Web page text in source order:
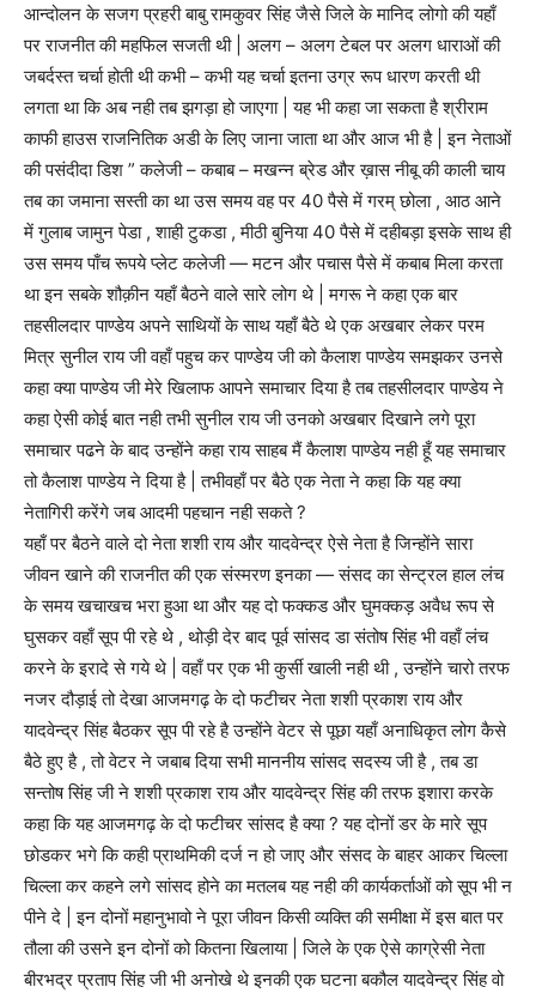
आन्दोलन के सजग प्रहरी बाबु रामकुवर सिंह जैसे जिले के मानिद लोगो की यहाँ
पर राजनीत की महफिल सजती थी | अलग – अलग टेबल पर अलग धाराओं की
जबर्दस्त चर्चा होती थी कभी – कभी यह चर्चा इतना उग्र रूप धारण करती थी
लगता था कि अब नही तब झगड़ा हो जाएगा | यह भी कहा जा सकता है श्रीराम
काफी हाउस राजनितिक अडी के लिए जाना जाता था और आज भी है | इन नेताओं
की पसंदीदा डिश ” कलेजी – कबाब – मखन्न ब्रेड और ख़ास नीबू की काली चाय
तब का जमाना सस्ती का था उस समय वह पर 40 पैसे में गरम् छोला , आठ आने
में गुलाब जामुन पेडा , शाही टुकडा , मीठी बुनिया 40 पैसे में दहीबड़ा इसके साथ ही
उस समय पाँच रूपये प्लेट कलेजी — मटन और पचास पैसे में कबाब मिला करता
था इन सबके शौक़ीन यहाँ बैठने वाले सारे लोग थे | मगरू ने कहा एक बार
तहसीलदार पाण्डेय अपने साथियों के साथ यहाँ बैठे थे एक अखबार लेकर परम
मित्र सुनील राय जी वहाँ पहुच कर पाण्डेय जी को कैलाश पाण्डेय समझकर उनसे
कहा क्या पाण्डेय जी मेरे खिलाफ आपने समाचार दिया है तब तहसीलदार पाण्डेय ने
कहा ऐसी कोई बात नही तभी सुनील राय जी उनको अखबार दिखाने लगे पूरा
समाचार पढने के बाद उन्होंने कहा राय साहब मैं कैलाश पाण्डेय नही हूँ यह समाचार
तो कैलाश पाण्डेय ने दिया है | तभीवहाँ पर बैठे एक नेता ने कहा कि यह क्या
नेतागिरी करेंगे जब आदमी पहचान नही सकते ?
यहाँ पर बैठने वाले दो नेता शशी राय और यादवेन्द्र ऐसे नेता है जिन्होंने सारा
जीवन खाने की राजनीत की एक संस्मरण इनका — संसद का सेन्ट्रल हाल लंच
के समय खचाखच भरा हुआ था और यह दो फक्कड और घुमक्कड़ अवैध रूप से
घुसकर वहाँ सूप पी रहे थे , थोड़ी देर बाद पूर्व सांसद डा संतोष सिंह भी वहाँ लंच
करने के इरादे से गये थे | वहाँ पर एक भी कुर्सी खाली नही थी , उन्होंने चारो तरफ
नजर दौड़ाई तो देखा आजमगढ़ के दो फटीचर नेता शशी प्रकाश राय और
यादवेन्द्र सिंह बैठकर सूप पी रहे है उन्होंने वेटर से पूछा यहाँ अनाधिकृत लोग कैसे
बैठे हुए है , तो वेटर ने जबाब दिया सभी माननीय सांसद सदस्य जी है , तब डा
सन्तोष सिंह जी ने शशी प्रकाश राय और यादवेन्द्र सिंह की तरफ इशारा करके
कहा कि यह आजमगढ़ के दो फटीचर सांसद है क्या ? यह दोनों डर के मारे सूप
छोडकर भगे कि कही प्राथमिकी दर्ज न हो जाए और संसद के बाहर आकर चिल्ला
चिल्ला कर कहने लगे सांसद होने का मतलब यह नही की कार्यकर्ताओं को सूप भी न
पीने दे | इन दोनों महानुभावो ने पूरा जीवन किसी व्यक्ति की समीक्षा में इस बात पर
तौला की उसने इन दोनों को कितना खिलाया | जिले के एक ऐसे काग्रेसी नेता
बीरभद्र प्रताप सिंह जी भी अनोखे थे इनकी एक घटना बकौल यादवेन्द्र सिंह वो